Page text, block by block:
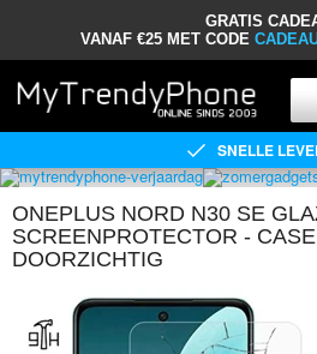
GRATIS
VANAF €25 MET CODE
SNELLE
ONEPLUS NORD N30 SE
SCREENPROTECTOR -
DOORZICHTIG